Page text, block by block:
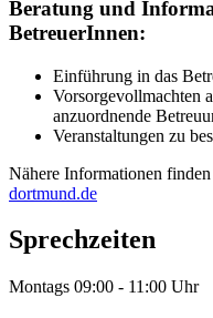
Beratung und
BetreuerInnen:
Einführung in das
Vorsorgevollmachten
anzuordnende
Veranstaltungen zu
Nähere Informationen
dortmund.de
Sprechzeiten
Montags 09:00 - 11:00 Uhr